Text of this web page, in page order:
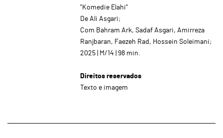
"Komedie Elahi"
De Ali Asgari;
Com Bahram Ark, Sadaf Asgari, Amirreza
Ranjbaran, Faezeh Rad, Hossein Soleimani;
2025 | M/14 | 98 min.
Direitos reservados
Texto e imagem